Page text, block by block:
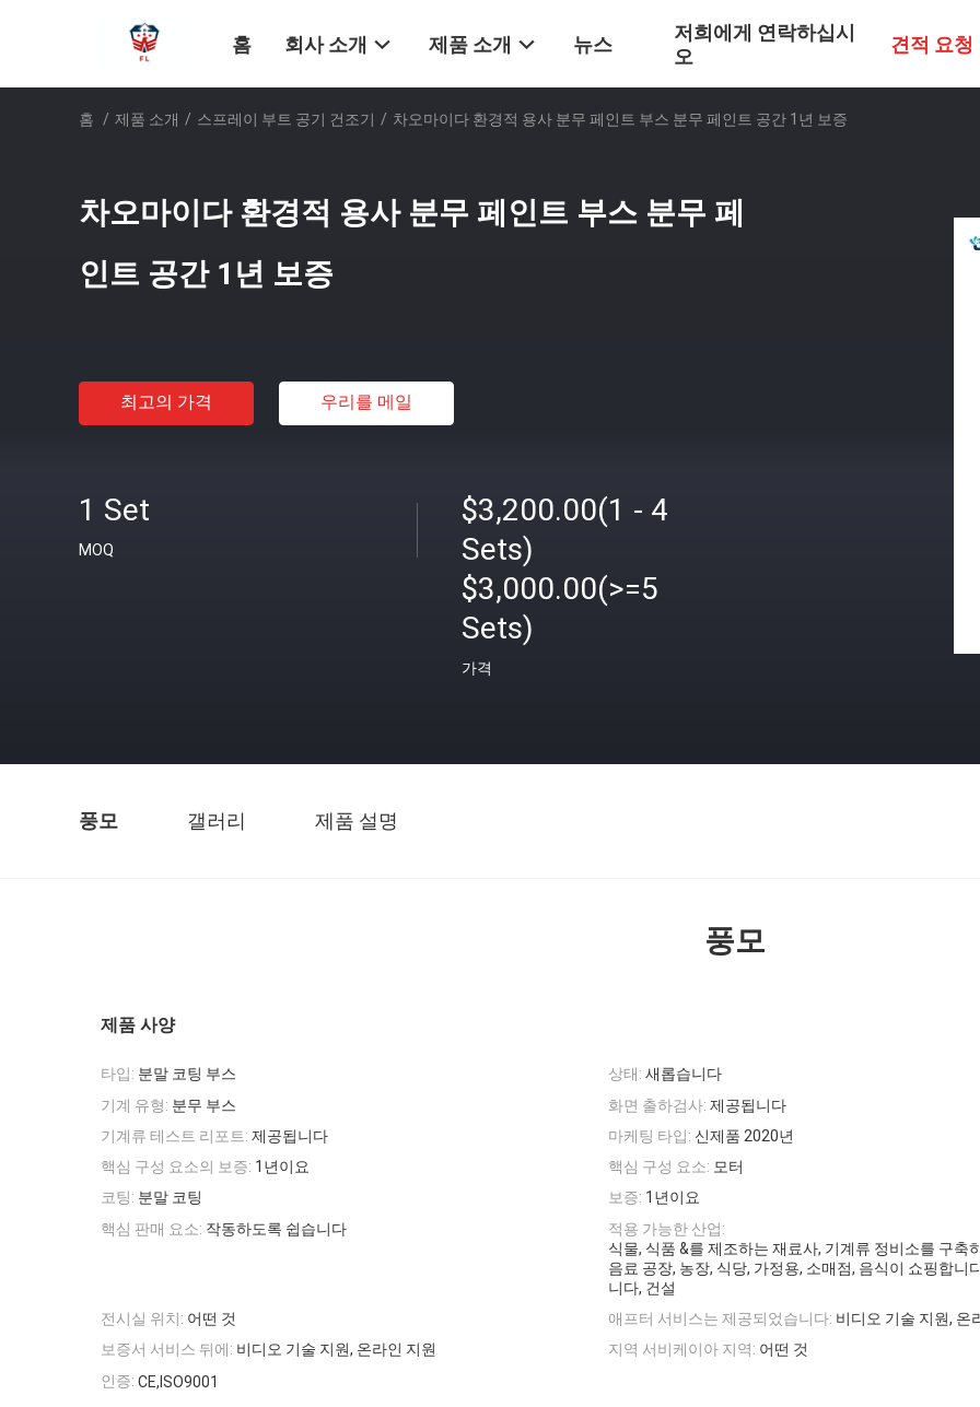
홈 회사 소개 제품 소개 뉴스
저희에게 연락하십시
오
견적 요청
홈 / 제품 소개 / 스프레이 부트 공기 건조기 / 차오마이다 환경적 용사 분무 페인트 부스 분무 페인트 공간 1년 보증
차오마이다 환경적 용사 분무 페인트 부스 분무 페
인트 공간 1년 보증
최고의 가격 우리를 메일
1 Set
MOQ
$3,200.00(1 - 4
Sets)
$3,000.00(>=5
Sets)
가격
풍모 갤러리 제품 설명
풍모
제품 사양
타입: 분말 코팅 부스 상태: 새롭습니다
기계 유형: 분무 부스 화면 출하검사: 제공됩니다
기계류 테스트 리포트: 제공됩니다 마케팅 타입: 신제품 2020년
핵심 구성 요소의 보증: 1년이요 핵심 구성 요소: 모터
코팅: 분말 코팅 보증: 1년이요
핵심 판매 요소: 작동하도록 쉽습니다
적용 가능한 산업:
식물, 식품 &를 제조하는 재료사, 기계류 정비소를 구축
음료 공장, 농장, 식당, 가정용, 소매점, 음식이 쇼핑합니
니다, 건설
전시실 위치: 어떤 것 애프터 서비스는 제공되었습니다: 비디오 기술 지원, 온
보증서 서비스 뒤에: 비디오 기술 지원, 온라인 지원 지역 서비케이아 지역: 어떤 것
인증: CE,ISO9001